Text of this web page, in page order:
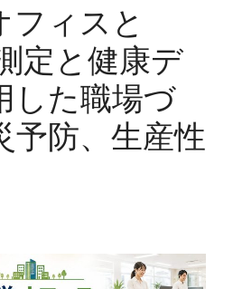
フィスと
定と健康デ
した職場づ
予防、生産性